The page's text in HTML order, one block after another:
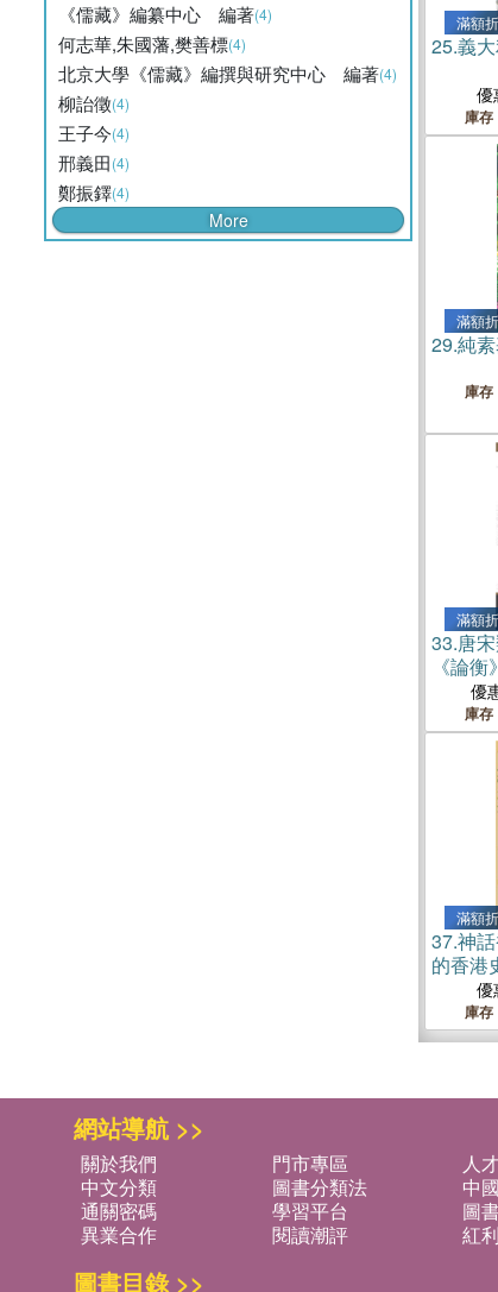
《儒藏》編纂中心 編著(4)
何志華,朱國藩,樊善標(4)
北京大學《儒藏》編撰與研究中心 編著(4)
柳詒徵(4)
王子今(4)
邢義田(4)
鄭振鐸(4)
More
滿額折
25.義
優
庫存
滿額折
29.純
庫存
滿額折
33.唐
《論
優
庫存
滿額折
37.神
的香港
優
庫存
網站導航 >>
關於我們 門市專區 人
中文分類
圖書分類法 中
通關密碼
學習平台 圖
異業合作
閱讀潮評 紅
圖書目錄 >>